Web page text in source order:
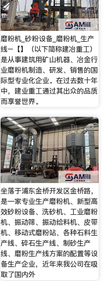
磨粉机_砂粉设备_磨粉机_生产
线–【】（以下简称建冶重工）
是从事建筑用矿山机器、冶金行
业磨粉机制造、研发、销售的国
际型专业化企业。在过去数十年
中，建业重工通过其出众的品质
而享誉世界。
坐落于浦东金桥开发区金桥路，
是一家专业生产磨粉机、新型高
效砂粉设备、洗砂机、工业磨粉
机、振动筛、振动给料机、皮带
机、移动式磨粉站、各种石料生
产线、碎石生产线、制砂生产
线、磨粉生产线方案的配置等设
备生产企业，近年来我公司在吸
取了国内外